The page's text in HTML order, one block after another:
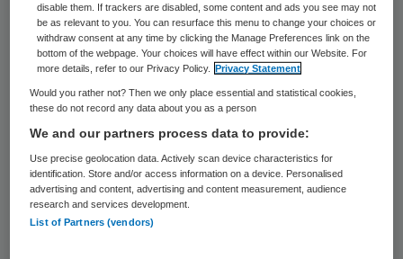
meldt RTV Noord Holland.
Alternatieve locaties
Medisch Centrum Alkmaar
op de huidige locatie. Er loopt een
onderzoeknaar mogelijke andere locaties.
>> Skipr daily <<
disable them. If trackers are disabled, some content and ads you see may not
be as relevant to you. You can resurface this menu to change your choices or
withdraw consent at any time by clicking the Manage Preferences link on the
bottom of the webpage. Your choices will have effect within our Website. For
more details, refer to our Privacy Policy.
Privacy Statement
Would you rather not? Then we only place essential and statistical cookies,
these do not record any data about you as a person
We and our partners process data to provide:
Use precise geolocation data. Actively scan device characteristics for
identification. Store and/or access information on a device. Personalised
advertising and content, advertising and content measurement, audience
research and services development.
List of Partners (vendors)